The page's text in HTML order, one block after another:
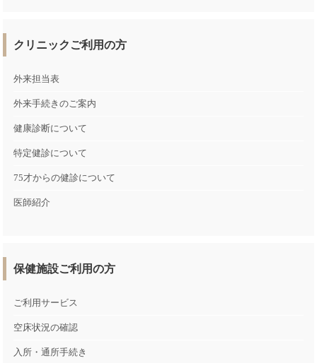
クリニックご利用の方
外来担当表
外来手続きのご案内
健康診断について
特定健診について
75才からの健診について
医師紹介
保健施設ご利用の方
ご利用サービス
空床状況の確認
入所・通所手続き